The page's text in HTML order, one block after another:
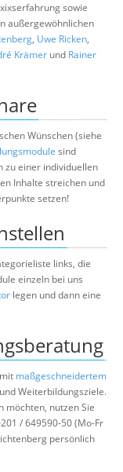
sowie
außergewöhnlichen
, Uwe Ricken,
Krämer und Rainer
Wünschen (siehe
sind
zu einer individuellen
Inhalte streichen und
setzen!
links, die
einzeln bei uns
legen und dann eine
maßgeschneidertem
Weiterbildungsziele.
möchten, nutzen Sie
/ 649590-50 (Mo-Fr
persönlich